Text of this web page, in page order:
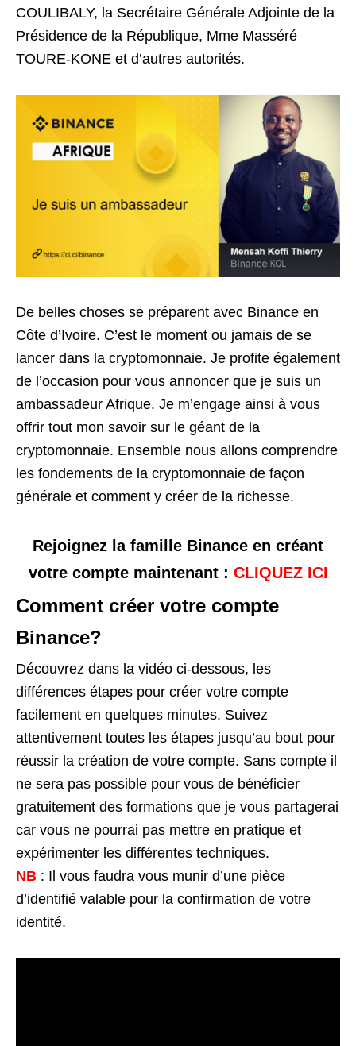
COULIBALY, la Secrétaire Générale Adjointe de la
Présidence de la République, Mme Masséré
TOURE-KONE et d’autres autorités.
De belles choses se préparent avec Binance en
Côte d’Ivoire. C’est le moment ou jamais de se
lancer dans la cryptomonnaie. Je profite également
de l’occasion pour vous annoncer que je suis un
ambassadeur Afrique. Je m’engage ainsi à vous
offrir tout mon savoir sur le géant de la
cryptomonnaie. Ensemble nous allons comprendre
les fondements de la cryptomonnaie de façon
générale et comment y créer de la richesse.
Rejoignez la famille Binance en créant
votre compte maintenant : CLIQUEZ ICI
Comment créer votre compte
Binance?
Découvrez dans la vidéo ci-dessous, les
différences étapes pour créer votre compte
facilement en quelques minutes. Suivez
attentivement toutes les étapes jusqu’au bout pour
réussir la création de votre compte. Sans compte il
ne sera pas possible pour vous de bénéficier
gratuitement des formations que je vous partagerai
car vous ne pourrai pas mettre en pratique et
expérimenter les différentes techniques.
NB : Il vous faudra vous munir d’une pièce
d’identifié valable pour la confirmation de votre
identité.